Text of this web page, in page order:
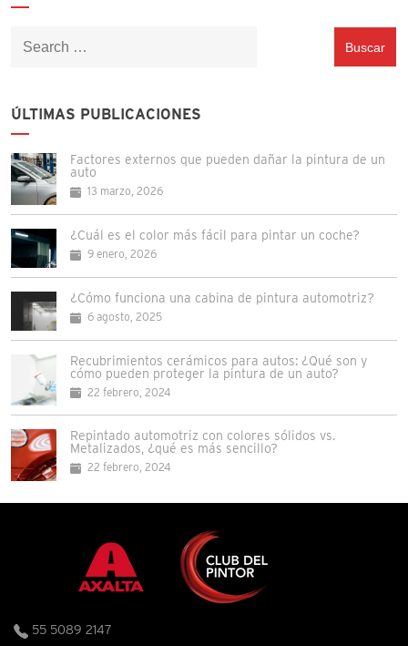
ÚLTIMAS PUBLICACIONES
Factores externos que pueden dañar la pintura de un
auto
13 marzo, 2026
¿Cuál es el color más fácil para pintar un coche?
9 enero, 2026
¿Cómo funciona una cabina de pintura automotriz?
6 agosto, 2025
Recubrimientos cerámicos para autos: ¿Qué son y
cómo pueden proteger la pintura de un auto?
22 febrero, 2024
Repintado automotriz con colores sólidos vs.
Metalizados, ¿qué es más sencillo?
22 febrero, 2024
55 5089 2147